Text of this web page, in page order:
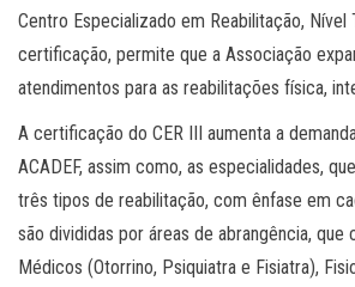
Centro Especializado em Reabilitação, Nível
certificação, permite que a Associação
atendimentos para as reabilitações física,
A certificação do CER III aumenta a
ACADEF, assim como, as especialidades,
três tipos de reabilitação, com ênfase em
são divididas por áreas de abrangência,
Médicos (Otorrino, Psiquiatra e Fisiatra),